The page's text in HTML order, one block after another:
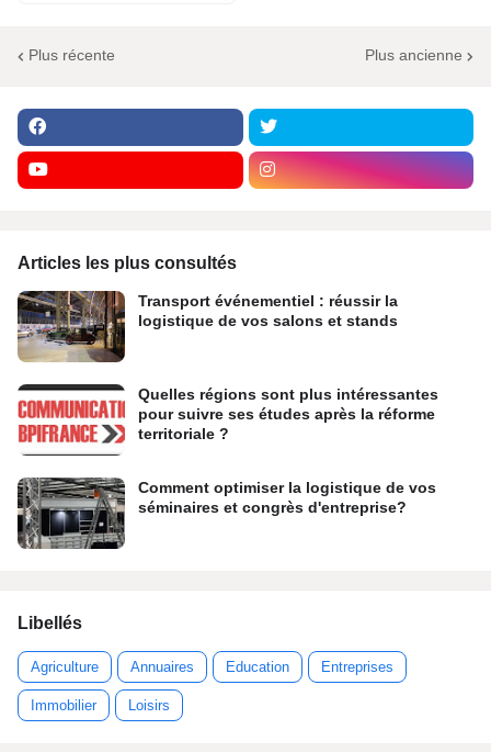
Plus récente Plus ancienne
Articles les plus consultés
Transport événementiel : réussir la
logistique de vos salons et stands
Quelles régions sont plus intéressantes
pour suivre ses études après la réforme
territoriale ?
Comment optimiser la logistique de vos
séminaires et congrès d'entreprise?
Libellés
Agriculture Annuaires Education Entreprises
Immobilier Loisirs